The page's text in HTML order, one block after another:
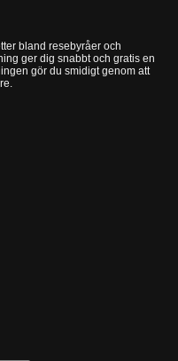
bland resebyråer och
ger dig snabbt och gratis en
gör du smidigt genom att